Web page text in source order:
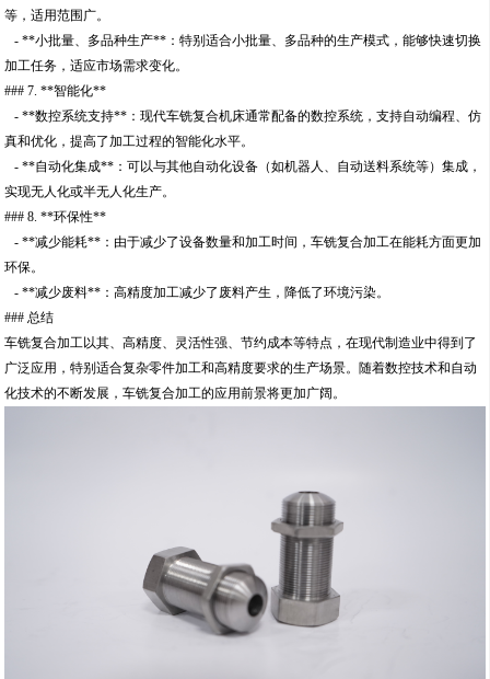
等，适用范围广。
- **小批量、多品种生产**：特别适合小批量、多品种的生产模式，能够快速切换
加工任务，适应市场需求变化。
### 7. **智能化**
- **数控系统支持**：现代车铣复合机床通常配备的数控系统，支持自动编程、仿
真和优化，提高了加工过程的智能化水平。
- **自动化集成**：可以与其他自动化设备（如机器人、自动送料系统等）集成，
实现无人化或半无人化生产。
### 8. **环保性**
- **减少能耗**：由于减少了设备数量和加工时间，车铣复合加工在能耗方面更加
环保。
- **减少废料**：高精度加工减少了废料产生，降低了环境污染。
### 总结
车铣复合加工以其、高精度、灵活性强、节约成本等特点，在现代制造业中得到了
广泛应用，特别适合复杂零件加工和高精度要求的生产场景。随着数控技术和自动
化技术的不断发展，车铣复合加工的应用前景将更加广阔。